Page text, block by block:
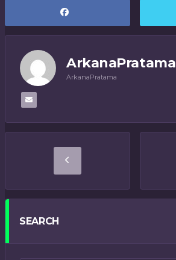
ArkanaPratama
ArkanaPratama
SEARCH